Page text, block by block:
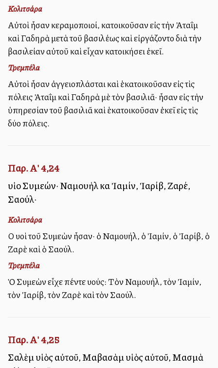
Κολιτσάρα
Αὐτοὶ ἦσαν κεραμοποιοί, κατοικοῦσαν εἰς τὴν Ἀταΐμ
καὶ Γαδηρὰ μετὰ τοῦ βασιλέως καὶ εἰργάζοντο διὰ τὴν
βασιλείαν αὐτοῦ καὶ εἶχαν κατοικήσει ἐκεῖ.
Τρεμπέλα
Αὐτοὶ ἦσαν ἀγγειοπλάσται καὶ ἑκατοικοῦσαν εἰς τὶς
πόλεις Ἀταΐμ καὶ Γαδηρὰ μὲ τὸν βασιλιᾶ· ἦσαν εἰς τὴν
ὑπηρεσίαν τοῦ βασιλιᾶ καὶ ἑκατοικοῦσαν ἐκεῖ εἰς τὶς
δύο πόλεις.
Παρ. Α' 4,24
υἱοὶ Συμεών· Ναμουὴλ καὶ Ἰαμίν, Ἰαρίβ, Ζαρέ,
Σαούλ·
Κολιτσάρα
Οἱ υἱοὶ τοῦ Συμεὼν ἦσαν· ὁ Ναμουήλ, ὁ Ἰαμίν, ὁ Ἰαρίβ, ὁ
Ζαρὲ καὶ ὁ Σαούλ.
Τρεμπέλα
Ὁ Συμεὼν εἶχε πέντε υἱούς: Τὸν Ναμουήλ, τὸν Ἰαμίν,
τὸν Ἰαρίβ, τὸν Ζαρὲ καὶ τὸν Σαούλ.
Παρ. Α' 4,25
Σαλὲμ υἱὸς αὐτοῦ, Μαβασὰμ υἱὸς αὐτοῦ, Μασμὰ